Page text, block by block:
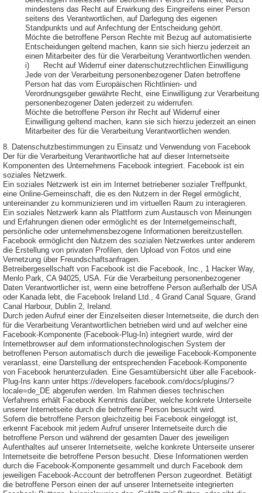
mindestens das Recht auf Erwirkung des Eingreifens einer Person
seitens des Verantwortlichen, auf Darlegung des eigenen
Standpunkts und auf Anfechtung der Entscheidung gehört.
Möchte die betroffene Person Rechte mit Bezug auf automatisierte
Entscheidungen geltend machen, kann sie sich hierzu jederzeit an
einen Mitarbeiter des für die Verarbeitung Verantwortlichen wenden.
i) Recht auf Widerruf einer datenschutzrechtlichen Einwilligung
Jede von der Verarbeitung personenbezogener Daten betroffene
Person hat das vom Europäischen Richtlinien- und
Verordnungsgeber gewährte Recht, eine Einwilligung zur Verarbeitung
personenbezogener Daten jederzeit zu widerrufen.
Möchte die betroffene Person ihr Recht auf Widerruf einer
Einwilligung geltend machen, kann sie sich hierzu jederzeit an einen
Mitarbeiter des für die Verarbeitung Verantwortlichen wenden.
8. Datenschutzbestimmungen zu Einsatz und Verwendung von Facebook
Der für die Verarbeitung Verantwortliche hat auf dieser Internetseite
Komponenten des Unternehmens Facebook integriert. Facebook ist ein
soziales Netzwerk.
Ein soziales Netzwerk ist ein im Internet betriebener sozialer Treffpunkt,
eine Online-Gemeinschaft, die es den Nutzern in der Regel ermöglicht,
untereinander zu kommunizieren und im virtuellen Raum zu interagieren.
Ein soziales Netzwerk kann als Plattform zum Austausch von Meinungen
und Erfahrungen dienen oder ermöglicht es der Internetgemeinschaft,
persönliche oder unternehmensbezogene Informationen bereitzustellen.
Facebook ermöglicht den Nutzern des sozialen Netzwerkes unter anderem
die Erstellung von privaten Profilen, den Upload von Fotos und eine
Vernetzung über Freundschaftsanfragen.
Betreibergesellschaft von Facebook ist die Facebook, Inc., 1 Hacker Way,
Menlo Park, CA 94025, USA. Für die Verarbeitung personenbezogener
Daten Verantwortlicher ist, wenn eine betroffene Person außerhalb der USA
oder Kanada lebt, die Facebook Ireland Ltd., 4 Grand Canal Square, Grand
Canal Harbour, Dublin 2, Ireland.
Durch jeden Aufruf einer der Einzelseiten dieser Internetseite, die durch den
für die Verarbeitung Verantwortlichen betrieben wird und auf welcher eine
Facebook-Komponente (Facebook-Plug-In) integriert wurde, wird der
Internetbrowser auf dem informationstechnologischen System der
betroffenen Person automatisch durch die jeweilige Facebook-Komponente
veranlasst, eine Darstellung der entsprechenden Facebook-Komponente
von Facebook herunterzuladen. Eine Gesamtübersicht über alle Facebook-
Plug-Ins kann unter https://developers.facebook.com/docs/plugins/?
locale=de_DE abgerufen werden. Im Rahmen dieses technischen
Verfahrens erhält Facebook Kenntnis darüber, welche konkrete Unterseite
unserer Internetseite durch die betroffene Person besucht wird.
Sofern die betroffene Person gleichzeitig bei Facebook eingeloggt ist,
erkennt Facebook mit jedem Aufruf unserer Internetseite durch die
betroffene Person und während der gesamten Dauer des jeweiligen
Aufenthaltes auf unserer Internetseite, welche konkrete Unterseite unserer
Internetseite die betroffene Person besucht. Diese Informationen werden
durch die Facebook-Komponente gesammelt und durch Facebook dem
jeweiligen Facebook-Account der betroffenen Person zugeordnet. Betätigt
die betroffene Person einen der auf unserer Internetseite integrierten